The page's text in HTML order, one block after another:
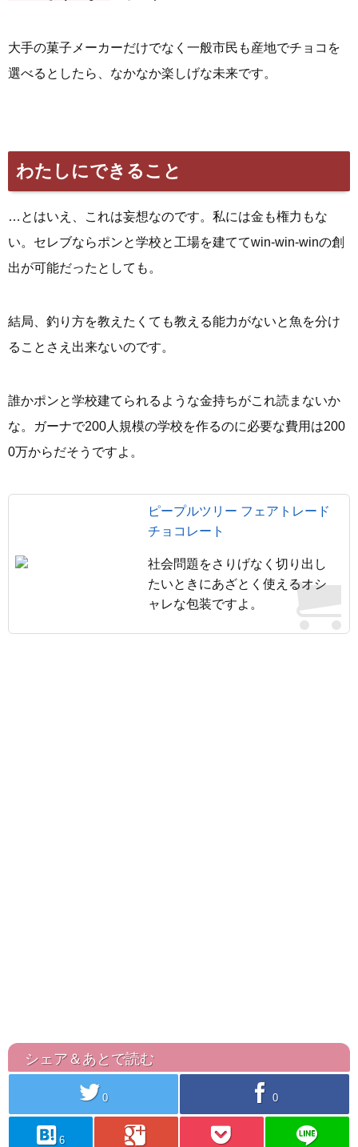
大手の菓子メーカーだけでなく一般市民も産地でチョコを
選べるとしたら、なかなか楽しげな未来です。
わたしにできること
…とはいえ、これは妄想なのです。私には金も権力もな
い。セレブならポンと学校と工場を建ててwin-win-winの創
出が可能だったとしても。
結局、釣り方を教えたくても教える能力がないと魚を分け
ることさえ出来ないのです。
誰かポンと学校建てられるような金持ちがこれ読まないか
な。ガーナで200人規模の学校を作るのに必要な費用は200
0万からだそうですよ。
ピープルツリー フェアトレード
チョコレート
社会問題をさりげなく切り出し
たいときにあざとく使えるオシ
ャレな包装ですよ。
シェア＆あとで読む
twitter 0 facebook 0
hatebu 6 googleplus pocket line